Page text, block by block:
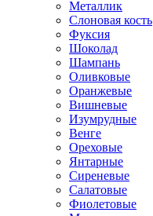
Металлик
Слоновая кость
Фуксия
Шоколад
Шампань
Оливковые
Оранжевые
Вишневые
Изумрудные
Венге
Ореховые
Янтарные
Сиреневые
Салатовые
Фиолетовые